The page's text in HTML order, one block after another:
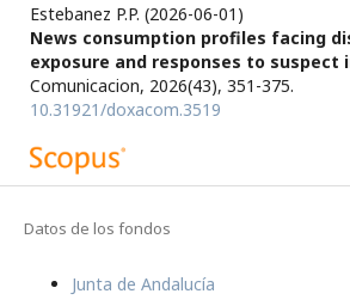
Estebanez P.P. (2026-06-01)
News consumption profiles facing
exposure and responses to suspect
Comunicacion, 2026(43), 351-375.
10.31921/doxacom.3519
BULUT A. (2026-05-01)
Artificial intelligence in gamification:
review. Entertainment Computing, 57.
Datos de los fondos
Junta de Andalucía